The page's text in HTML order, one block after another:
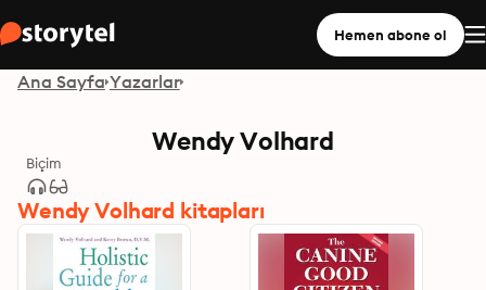
Hemen abone ol
Ana Sayfa Yazarlar
Wendy Volhard
Biçim
Wendy Volhard kitapları